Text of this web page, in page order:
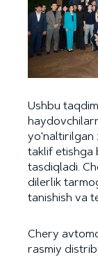
Ushbu
yo'naltirilgan
taklif etishga
tasdiqladi.
dilerlik
tanishish va
Chery
rasmiy